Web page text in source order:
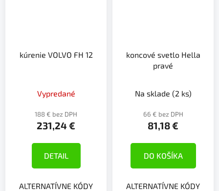
kúrenie VOLVO FH 12
Vypredané
188 € bez DPH
231,24 €
DETAIL
ALTERNATÍVNE KÓDY
koncové svetlo Hella
pravé
Na sklade (2 ks)
66 € bez DPH
81,18 €
DO KOŠÍKA
ALTERNATÍVNE KÓDY